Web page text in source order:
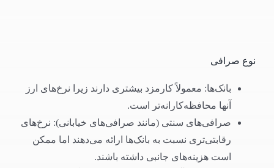
نوع صرافی
بانک‌ها: معمولاً کارمزد بیشتری دارند زیرا نرخ‌های ارز
آنها محافظه‌کارانه‌تر است.
صرافی‌های سنتی (مانند صرافی‌های خیابانی): نرخ‌های
رقابتی‌تری نسبت به بانک‌ها ارائه می‌دهند اما ممکن
است هزینه‌های جانبی داشته باشند.